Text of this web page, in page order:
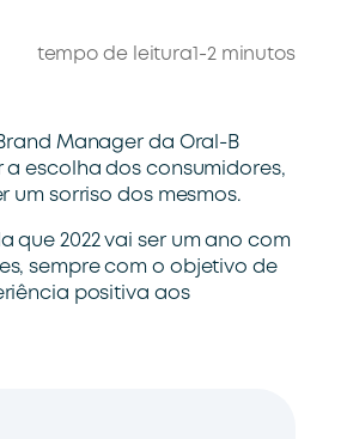
tempo de leitura 1-2 minutos
Manager da Oral-B
a escolha dos consumidores,
um sorriso dos mesmos.
que 2022 vai ser um ano com
sempre com o objetivo de
positiva aos